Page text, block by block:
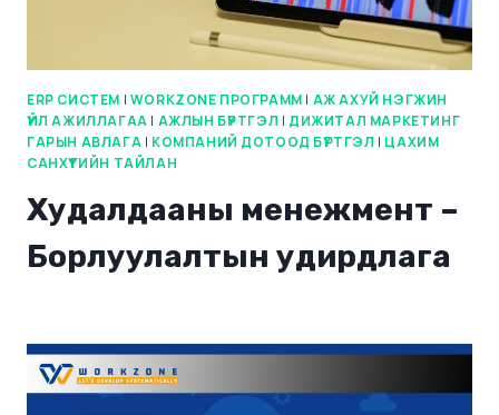
ERP СИСТЕМ | WORKZONE ПРОГРАММ | АЖ АХУЙ НЭГЖИН
ҮЙЛ АЖИЛЛАГАА | АЖЛЫН БҮРТГЭЛ | ДИЖИТАЛ МАРКЕТИНГ
ГАРЫН АВЛАГА | КОМПАНИЙ ДОТООД БҮРТГЭЛ | ЦАХИМ
САНХҮҮГИЙН ТАЙЛАН
Худалдааны менежмент –
Борлуулалтын удирдлага